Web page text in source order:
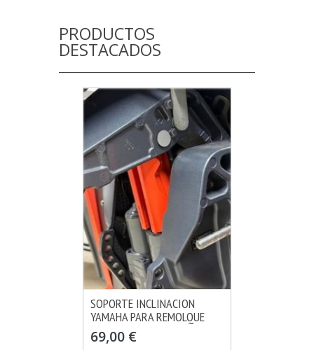
PRODUCTOS
DESTACADOS
VER OPCIONES MÁS INFO
SOPORTE INCLINACION
YAMAHA PARA REMOLQUE
69,00 €